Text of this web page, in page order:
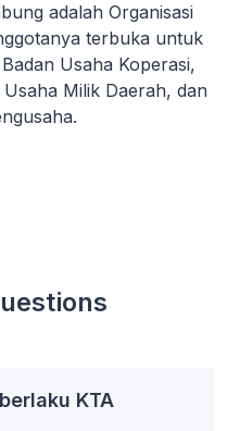
adalah Organisasi
terbuka untuk
Usaha Koperasi,
Milik Daerah, dan
KTA